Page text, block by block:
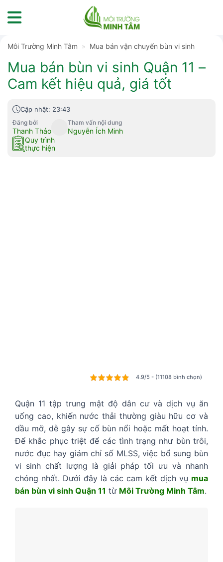
to
Môi Trường Minh Tâm » Mua bán vận chuyển bùn vi sinh
Mua bán bùn vi sinh Quận 11 –
Cam kết hiệu quả, giá tốt
Cập nhật: 23:43
Đăng bởi
Thanh Thảo
Tham vấn nội dung
Nguyễn Ích Minh
Quy trình
thực hiện
4.9/5 - (11108 bình chọn)
Quận 11 tập trung mật độ dân cư và dịch vụ ăn
uống cao, khiến nước thải thường giàu hữu cơ và
dầu mỡ, dễ gây sự cố bùn nổi hoặc mất hoạt tính.
Để khắc phục triệt để các tình trạng như bùn trôi,
nước đục hay giảm chỉ số MLSS, việc bổ sung bùn
vi sinh chất lượng là giải pháp tối ưu và nhanh
chóng nhất. Dưới đây là các cam kết dịch vụ mua
bán bùn vi sinh Quận 11 từ Môi Trường Minh Tâm.